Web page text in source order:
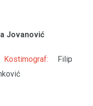
Jovanović
Kostimograf: Filip